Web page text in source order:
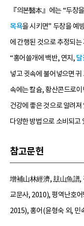
『의본醫本』에는 “두창
목욕을 시키면” 두창을 예
에 간행된 것으로 추정되
“홍어쓸개에 백반, 연지,
넣고 귓속에 불어넣으면
속에는 칼슘, 황산콘드로
건강에 좋은 것으로 알려
다양한 방법으로 소비되고
참고문헌
增補山林經濟, 玆山魚譜,
교문사, 2010), 평역난호
2015), 홍어(윤형숙 외, 민